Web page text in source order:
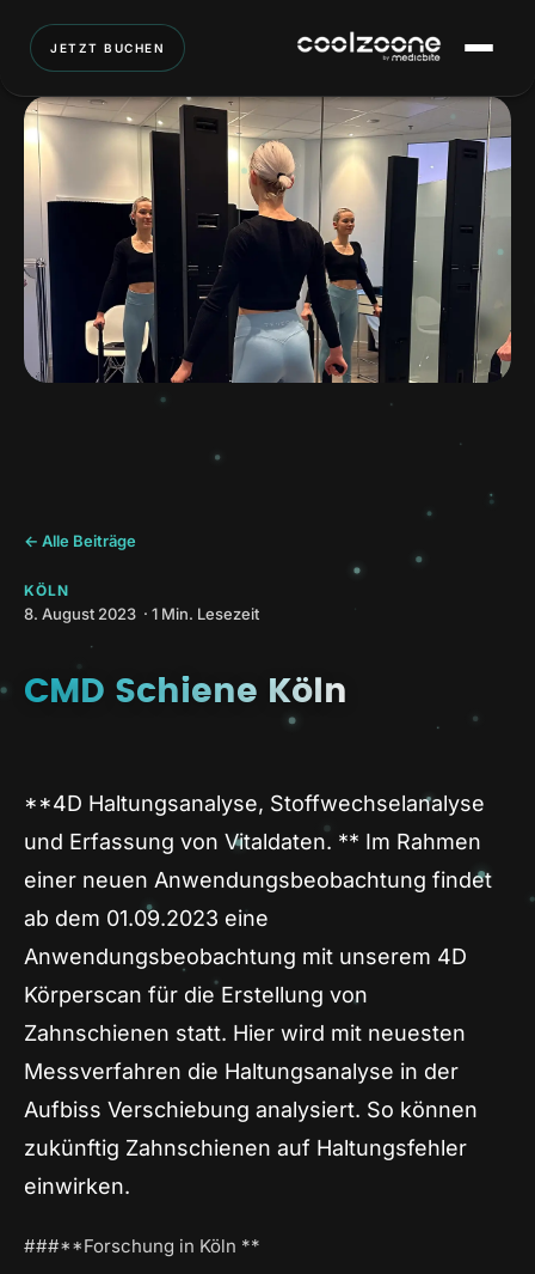
JETZT BUCHEN
← Alle Beiträge
KÖLN
8. August 2023 · 1 Min. Lesezeit
CMD Schiene Köln
**4D Haltungsanalyse, Stoffwechselanalyse
und Erfassung von Vitaldaten. ** Im Rahmen
einer neuen Anwendungsbeobachtung findet
ab dem 01.09.2023 eine
Anwendungsbeobachtung mit unserem 4D
Körperscan für die Erstellung von
Zahnschienen statt. Hier wird mit neuesten
Messverfahren die Haltungsanalyse in der
Aufbiss Verschiebung analysiert. So können
zukünftig Zahnschienen auf Haltungsfehler
einwirken.
###**Forschung in Köln **